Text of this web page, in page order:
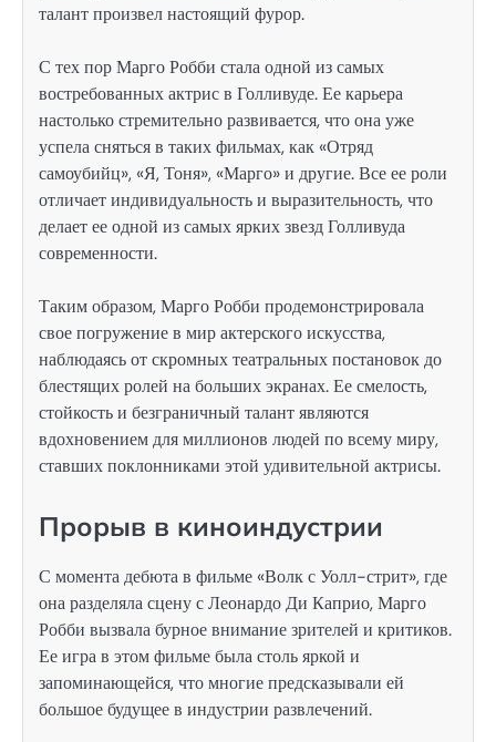
талант произвел настоящий фурор.
С тех пор Марго Робби стала одной из самых
востребованных актрис в Голливуде. Ее карьера
настолько стремительно развивается, что она уже
успела сняться в таких фильмах, как «Отряд
самоубийц», «Я, Тоня», «Марго» и другие. Все ее роли
отличает индивидуальность и выразительность, что
делает ее одной из самых ярких звезд Голливуда
современности.
Таким образом, Марго Робби продемонстрировала
свое погружение в мир актерского искусства,
наблюдаясь от скромных театральных постановок до
блестящих ролей на больших экранах. Ее смелость,
стойкость и безграничный талант являются
вдохновением для миллионов людей по всему миру,
ставших поклонниками этой удивительной актрисы.
Прорыв в киноиндустрии
С момента дебюта в фильме «Волк с Уолл-стрит», где
она разделяла сцену с Леонардо Ди Каприо, Марго
Робби вызвала бурное внимание зрителей и критиков.
Ее игра в этом фильме была столь яркой и
запоминающейся, что многие предсказывали ей
большое будущее в индустрии развлечений.